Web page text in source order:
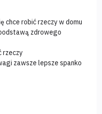
chce robić rzeczy w domu
zdrowego
rzeczy
zawsze lepsze spanko